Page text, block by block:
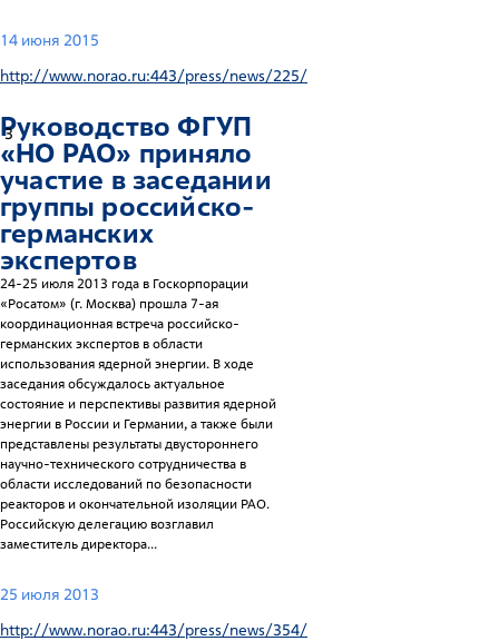
14 июня 2015
http://www.norao.ru:443/press/news/225/
3
Руководство ФГУП
«НО РАО» приняло
участие в заседании
группы российско-
германских
экспертов
24-25 июля 2013 года в Госкорпорации
«Росатом» (г. Москва) прошла 7-ая
координационная встреча российско-
германских экспертов в области
использования ядерной энергии. В ходе
заседания обсуждалось актуальное
состояние и перспективы развития ядерной
энергии в России и Германии, а также были
представлены результаты двустороннего
научно-технического сотрудничества в
области исследований по безопасности
реакторов и окончательной изоляции РАО.
Российскую делегацию возглавил
заместитель директора...
25 июля 2013
http://www.norao.ru:443/press/news/354/